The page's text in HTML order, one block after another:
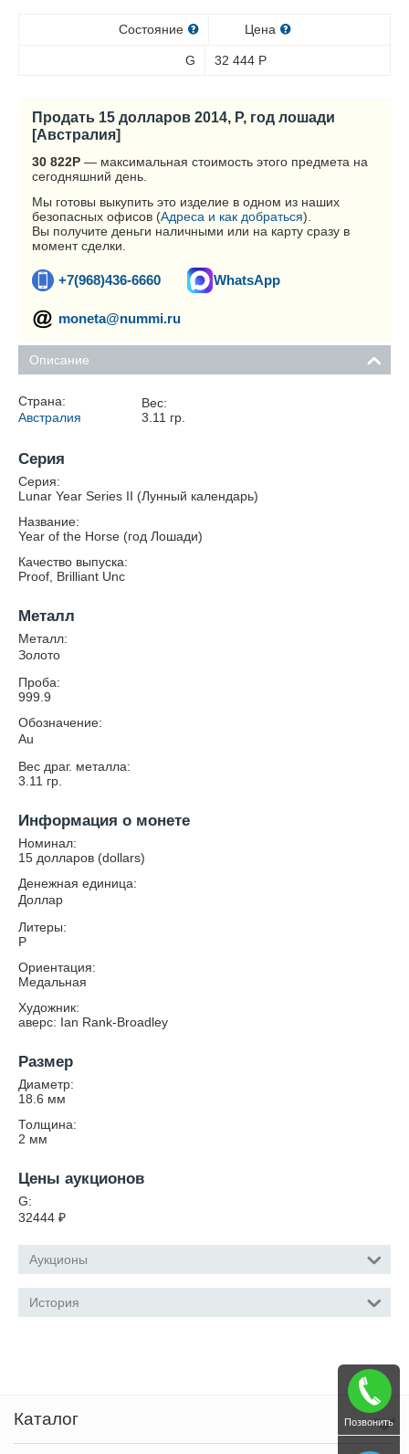
Состояние Цена
G 32 444 Р
Продать 15 долларов 2014, P, год лошади
[Австралия]
30 822Р — максимальная стоимость этого предмета на
сегодняшний день.
Мы готовы выкупить это изделие в одном из наших
безопасных офисов (Адреса и как добраться).
Вы получите деньги наличными или на карту сразу в
момент сделки.
+7(968)436-6660 WhatsApp
moneta@nummi.ru
Описание
Страна:
Австралия
Вес:
3.11 гр.
Серия
Серия:
Lunar Year Series II (Лунный календарь)
Название:
Year of the Horse (год Лошади)
Качество выпуска:
Proof, Brilliant Unc
Металл
Металл:
Золото
Проба:
999.9
Обозначение:
Au
Вес драг. металла:
3.11 гр.
Информация о монете
Номинал:
15 долларов (dollars)
Денежная единица:
Доллар
Литеры:
P
Ориентация:
Медальная
Художник:
аверс: Ian Rank-Broadley
Размер
Диаметр:
18.6 мм
Толщина:
2 мм
Цены аукционов
G:
32444 ₽
Аукционы
История
Каталог Позвонить